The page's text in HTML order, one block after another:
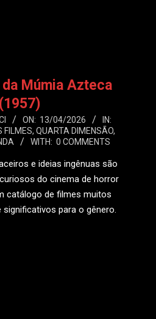
Múmia Azteca
(1957)
ON: 13/04/2026
IN:
FILMES, QUARTA DIMENSÃO,
WITH: 0 COMMENTS
e ideias ingênuas são
do cinema de horror
catálogo de filmes muitos
para o gênero.